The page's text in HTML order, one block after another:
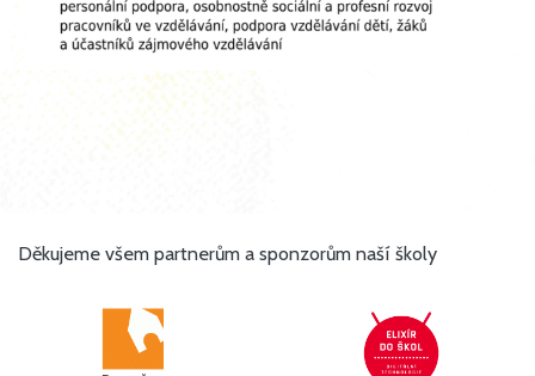
Děkujeme všem partnerům a sponzorům naší školy